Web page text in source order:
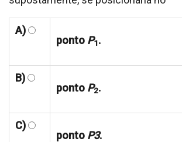
A)
ponto P1.
B)
ponto P2.
C)
ponto P3.